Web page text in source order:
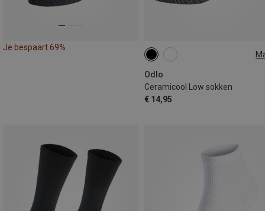
Je bespaart 69%
Odlo
Ceramicool Low sokken
€ 14,95
36|37|38
45|46|47